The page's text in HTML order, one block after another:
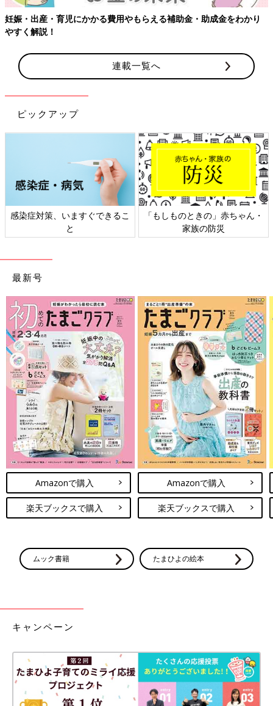
妊娠・出産・育児にかかる費用やもらえる補助金・助成金をわかり
やすく解説！
連載一覧へ
ピックアップ
感染症対策、いますぐできるこ
と
「もしものときの」赤ちゃん・
家族の防災
最新号
Amazonで購入
楽天ブックスで購入
Amazonで購入
楽天ブックスで購入
ムック書籍 たまひよの絵本
キャンペーン